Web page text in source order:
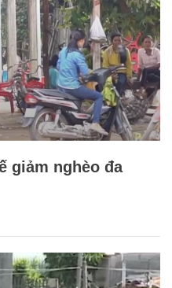
giảm nghèo đa